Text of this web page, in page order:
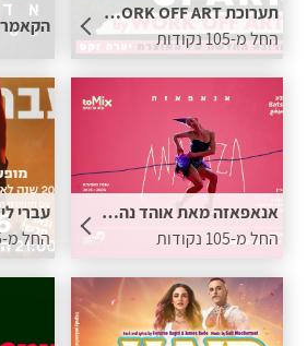
תערוכת The spark by WORK OFF ART - כרטיס ב 49 ש"ח בתוספת נקודות
החל מ-105 נקודות
אנאפאזה מאת אוהד נהרין - 60 ש״ח הנחה
החל מ-105 נקודות
החל מ-105 נקודות